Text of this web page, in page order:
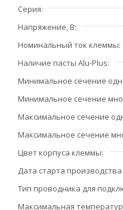
после монтажа. Также
• Клеммы WAGO очень
соскальзывание и
Серия
Напряжение, В
Номинальный ток клеммы
Наличие пасты Alu-Plus
Минимальное сечение
Минимальное сечение
Максимальное сечение
Максимальное сечение
Цвет корпуса клеммы
Дата старта
Тип проводника для
Максимальная